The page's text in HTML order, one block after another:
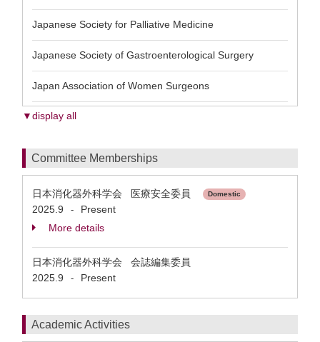
Japanese Society for Palliative Medicine
Japanese Society of Gastroenterological Surgery
Japan Association of Women Surgeons
▼display all
Committee Memberships
日本消化器外科学会 医療安全委員 Domestic
2025.9 -
Present
More details
日本消化器外科学会 会誌編集委員
2025.9
- Present
Academic Activities